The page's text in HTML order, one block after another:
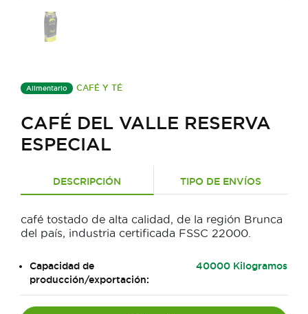
Alimentario CAFÉ Y TÉ
CAFÉ DEL VALLE RESERVA
ESPECIAL
DESCRIPCIÓN TIPO DE ENVÍOS
café tostado de alta calidad, de la región Brunca
del país, industria certificada FSSC 22000.
Capacidad de
producción/exportación:
40000 Kilogramos